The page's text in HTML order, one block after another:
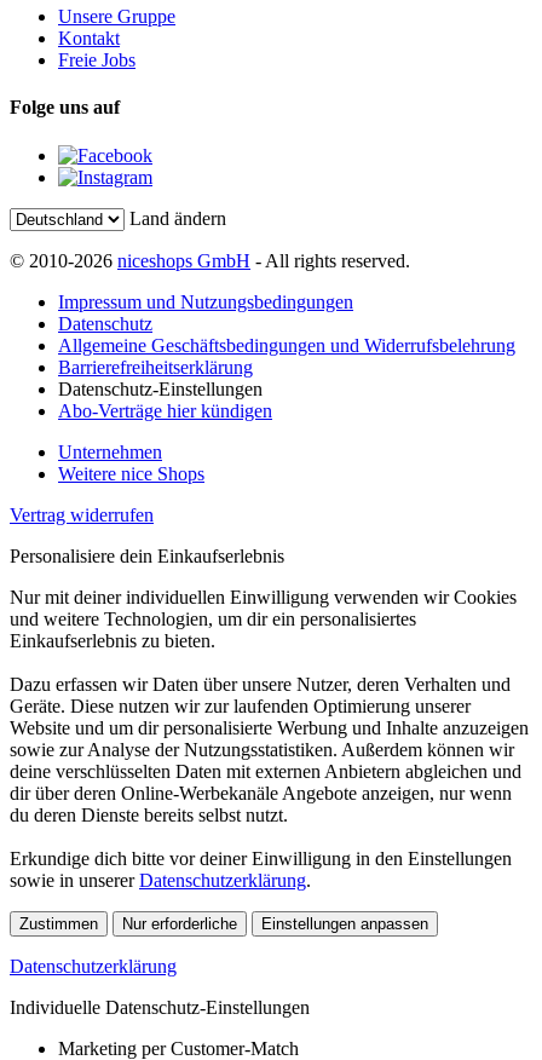
Unsere Gruppe
Kontakt
Freie Jobs
Folge uns auf
Land ändern
© 2010-2026 niceshops GmbH - All rights reserved.
Impressum und Nutzungsbedingungen
Datenschutz
Allgemeine Geschäftsbedingungen und Widerrufsbelehrung
Barrierefreiheitserklärung
Datenschutz-Einstellungen
Abo-Verträge hier kündigen
Unternehmen
Weitere nice Shops
Vertrag widerrufen
Personalisiere dein Einkaufserlebnis
Nur mit deiner individuellen Einwilligung verwenden wir Cookies
und weitere Technologien, um dir ein personalisiertes
Einkaufserlebnis zu bieten.
Dazu erfassen wir Daten über unsere Nutzer, deren Verhalten und
Geräte. Diese nutzen wir zur laufenden Optimierung unserer
Website und um dir personalisierte Werbung und Inhalte anzuzeigen
sowie zur Analyse der Nutzungsstatistiken. Außerdem können wir
deine verschlüsselten Daten mit externen Anbietern abgleichen und
dir über deren Online-Werbekanäle Angebote anzeigen, nur wenn
du deren Dienste bereits selbst nutzt.
Erkundige dich bitte vor deiner Einwilligung in den Einstellungen
sowie in unsererDatenschutzerklärung.
Zustimmen Nur erforderliche Einstellungen anpassen
Datenschutzerklärung
Individuelle Datenschutz-Einstellungen
Marketing per Customer-Match